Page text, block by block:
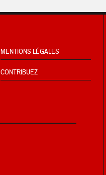
MENTIONS LÉGALES
CONTRIBUEZ